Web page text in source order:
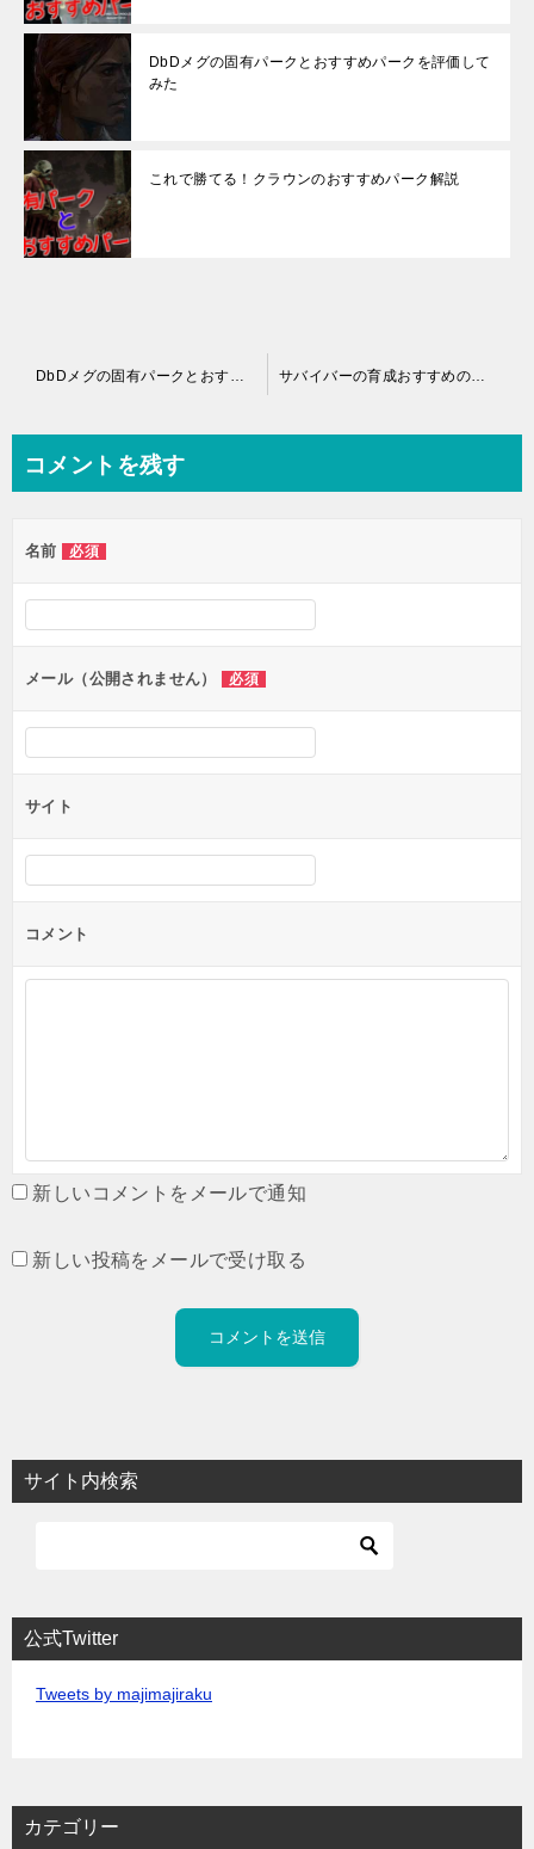
DbDメグの固有パークとおすすめパークを評価して
みた
これで勝てる！クラウンのおすすめパーク解説
ビ
ー
シ
ン
DbDメグの固有パークとおすすめパークを評価してみた サバイバーの育成おすすめの順番ランキング
コメントを残す
名前 必須
メール（公開されません） 必須
サイト
コメント
新しいコメントをメールで通知
新しい投稿をメールで受け取る
サイト内検索
公式Twitter
Tweets by majimajiraku
カテゴリー